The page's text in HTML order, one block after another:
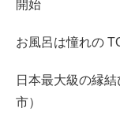
開始
お風呂は憧れの
日本最大級の縁
市）